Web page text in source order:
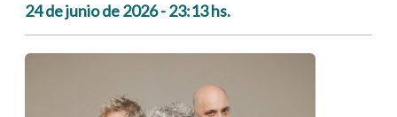
24 de junio de 2026 - 23:13 hs.